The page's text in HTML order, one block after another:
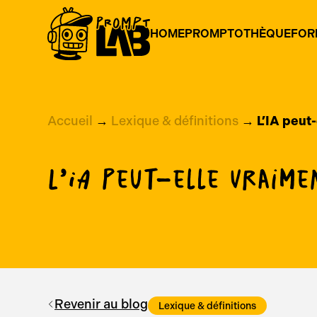
HOMEPROMPTOTHÈQUE
Accueil → Lexique & définitions → L’IA
L’IA peut-elle
Revenir au blog Lexique & définitions